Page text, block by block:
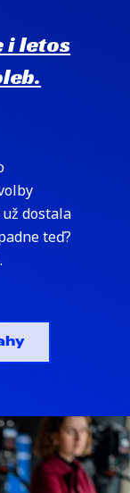
i letos
dostala
teď?